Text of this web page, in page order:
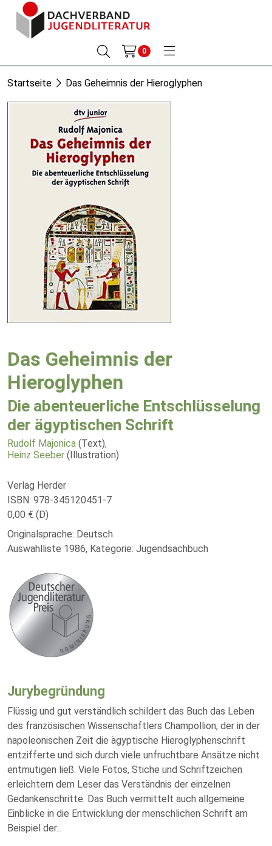
0
Startseite Das Geheimnis der Hieroglyphen
Das Geheimnis der
Hieroglyphen
Die abenteuerliche Entschlüsselung
der ägyptischen Schrift
Rudolf Majonica (Text),
Heinz Seeber (Illustration)
Verlag Herder
ISBN: 978-345120451-7
0,00 € (D)
Originalsprache: Deutsch
Auswahlliste 1986, Kategorie: Jugendsachbuch
Jurybegründung
Flüssig und gut verständlich schildert das Buch das Leben
des französischen Wissenschaftlers Champollion, der in der
napoleonischen Zeit die ägyptische Hieroglyphenschrift
entzifferte und sich durch viele unfruchtbare Ansätze nicht
entmutigen ließ. Viele Fotos, Stiche und Schriftzeichen
erleichtern dem Leser das Verständnis der einzelnen
Gedankenschritte. Das Buch vermittelt auch allgemeine
Einblicke in die Entwicklung der menschlichen Schrift am
Beispiel der...